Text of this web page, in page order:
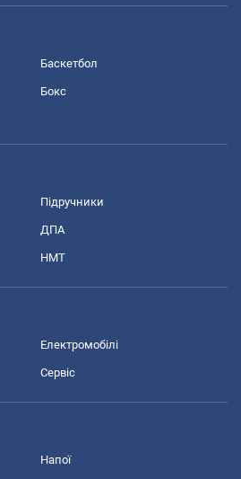
Баскетбол
Бокс
Підручники
ДПА
НМТ
Електромобілі
Сервіс
Напої